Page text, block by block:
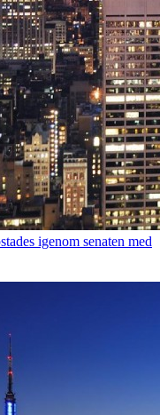
igenom senaten med